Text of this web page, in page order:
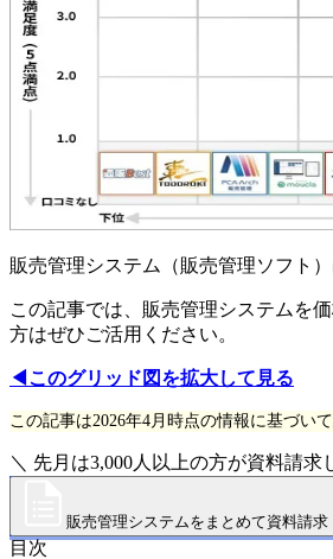
販売管理システム（販売管理ソフト
この記事では、販売管理システムを
方はぜひご活用ください。
◀このグリッド図を拡大して見る
この記事は2026年4月時点の情報に基づい
＼ 先月は3,000人以上の方が資料請求
販売管理システムをまとめて資料請求
目次